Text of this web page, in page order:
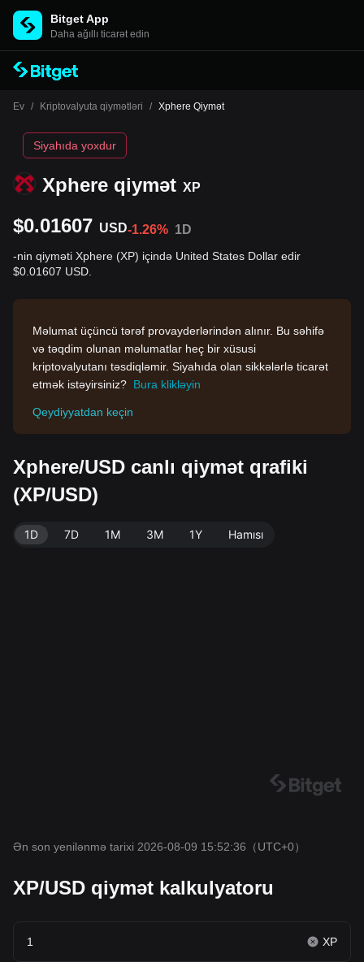
Bitget App
Daha ağıllı ticarət edin
Ev / Kriptovalyuta qiymətləri / Xphere Qiymət
Xphere qiymət XP
Siyahıda yoxdur
$0.01607 USD-1.26% 1D
-nin qiyməti Xphere (XP) içində United States Dollar edir
$0.01607 USD.
Məlumat üçüncü tərəf provayderlərindən alınır. Bu səhifə
və təqdim olunan məlumatlar heç bir xüsusi
kriptovalyutanı təsdiqləmir. Siyahıda olan sikkələrlə ticarət
etmək istəyirsiniz? Bura klikləyin
Qeydiyyatdan keçin
Xphere/USD canlı qiymət qrafiki
(XP/USD)
1D 7D 1M 3M 1Y Hamısı
Ən son yenilənmə tarixi 2026-08-09 15:52:36 （UTC+0）
XP/USD qiymət kalkulyatoru
XP